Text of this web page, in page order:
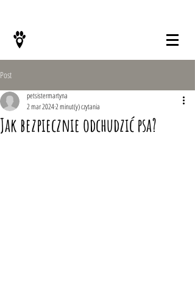
Post
Jak bezpiecznie odchudzić psa?
petsistermartyna
2 mar 20242 minut(y) czytania